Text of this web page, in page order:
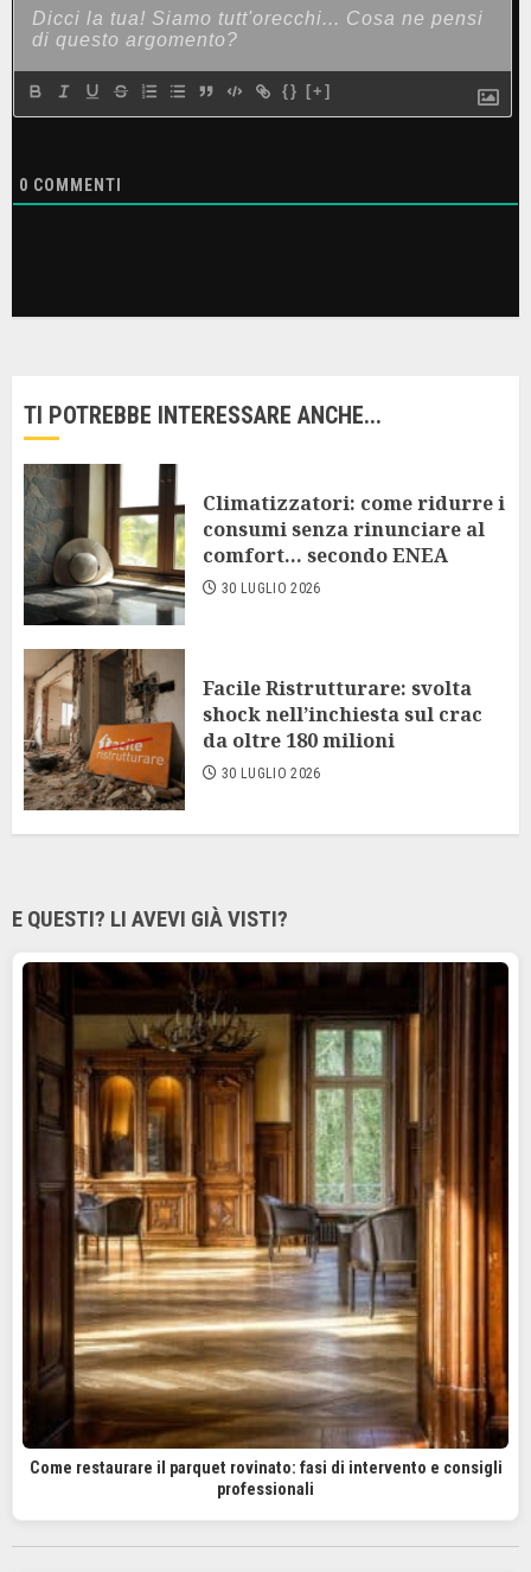
{} [+]
0 COMMENTI
TI POTREBBE INTERESSARE ANCHE...
Climatizzatori: come ridurre i
consumi senza rinunciare al
comfort… secondo ENEA
30 LUGLIO 2026
Facile Ristrutturare: svolta
shock nell’inchiesta sul crac
da oltre 180 milioni
30 LUGLIO 2026
E QUESTI? LI AVEVI GIÀ VISTI?
Come restaurare il parquet rovinato: fasi di intervento e consigli
professionali